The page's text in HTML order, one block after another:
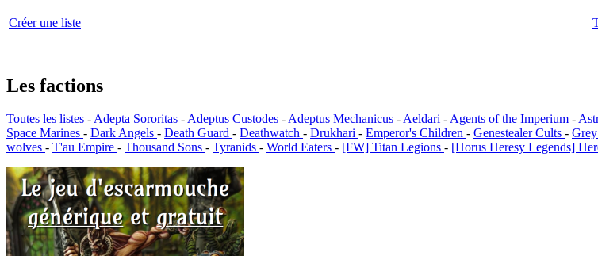
Créer une liste
Les factions
Toutes les listes -Adepta Sororitas -Adeptus Custodes -Adeptus Mechanicus -Aeldari -Agents of the Imperium -
Space Marines - Dark Angels - Death Guard - Deathwatch - Drukhari - Emperor's Children - Genestealer Cults -
wolves - T'au Empire - Thousand Sons - Tyranids - World Eaters - [FW] Titan Legions - [Horus Heresy Legends]